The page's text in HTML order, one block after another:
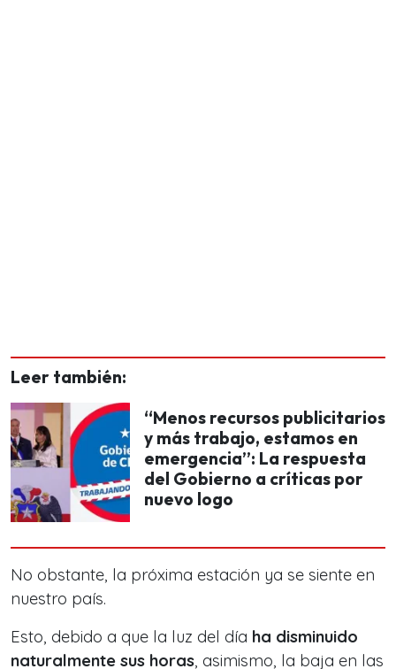
Leer también:
“Menos recursos publicitarios
y más trabajo, estamos en
emergencia”: La respuesta
del Gobierno a críticas por
nuevo logo
No obstante, la próxima estación ya se siente en
nuestro país.
Esto, debido a que la luz del día ha disminuido
naturalmente sus horas, asimismo, la baja en las